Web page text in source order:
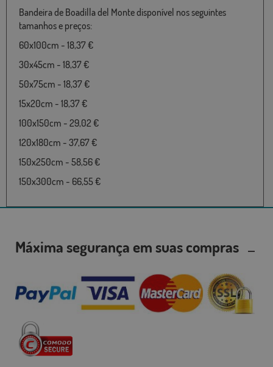
Bandeira de Boadilla del Monte disponível nos seguintes
tamanhos e preços:
60x100cm - 18,37 €
30x45cm - 18,37 €
50x75cm - 18,37 €
15x20cm - 18,37 €
100x150cm - 29,02 €
120x180cm - 37,67 €
150x250cm - 58,56 €
150x300cm - 66,55 €
Máxima segurança em suas compras